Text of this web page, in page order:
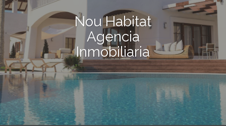
Nou Habitat
Agencia
Inmobiliaria